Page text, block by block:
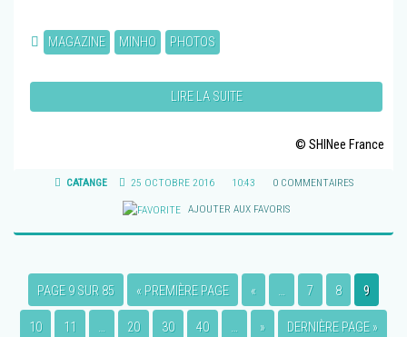
MAGAZINE MINHO PHOTOS
LIRE LA SUITE
© SHINee France
CATANGE 25 OCTOBRE 2016 10:43 0 COMMENTAIRES
AJOUTER AUX FAVORIS
PAGE 9 SUR 85 « PREMIÈRE PAGE « … 7 8 9
10 11 … 20 30 40 … » DERNIÈRE PAGE »